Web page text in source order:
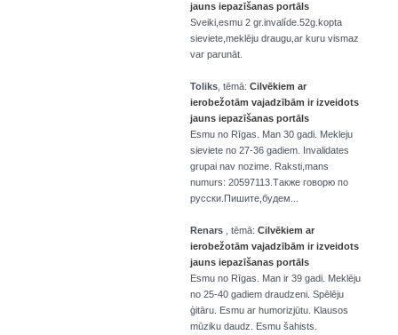
jauns iepazīšanas portāls
Sveiki,esmu 2 gr.invalíde.52g.kopta
sieviete,meklēju draugu,ar kuru vismaz
var parunāt.
Toliks , tēmā: Cilvēkiem ar
ierobežotām vajadzībām ir izveidots
jauns iepazīšanas portāls
Esmu no Rīgas. Man 30 gadi. Mekleju
sieviete no 27-36 gadiem. Invalidates
grupai nav nozime. Raksti,mans
numurs: 20597113.Также говорю по
русски.Пишите,будем...
Renars , tēmā: Cilvēkiem ar
ierobežotām vajadzībām ir izveidots
jauns iepazīšanas portāls
Esmu no Rīgas. Man ir 39 gadi. Meklēju
no 25-40 gadiem draudzeni. Spēlēju
ģitāru. Esmu ar humorizjūtu. Klausos
mūziku daudz. Esmu šahists.